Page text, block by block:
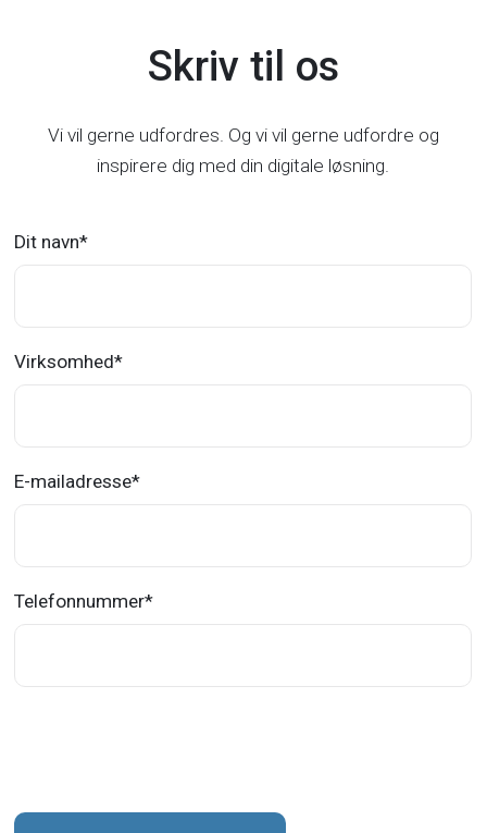
Skriv til os
Vi vil gerne udfordres. Og vi vil gerne udfordre og
inspirere dig med din digitale løsning.
Dit navn*
Virksomhed*
E-mailadresse*
Telefonnummer*